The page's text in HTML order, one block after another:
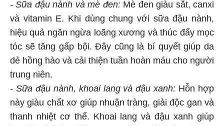
- Sữa đậu nành và mè đen:Mè đen giàu sắt, canxi
và vitamin E. Khi dùng chung với sữa đậu nành,
hiệu quả ngăn ngừa loãng xương và thúc đẩy mọc
tóc sẽ tăng gấp bội. Đây cũng là bí quyết giúp da
dẻ hồng hào và cải thiện tuần hoàn máu cho người
trung niên.
- Sữa đậu nành, khoai lang và đậu xanh: Hỗn hợp
này giàu chất xơ giúp nhuận tràng, giải độc gan và
thanh nhiệt cơ thể. Khoai lang và đậu xanh giúp